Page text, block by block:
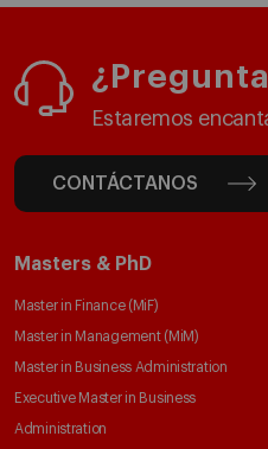
Estaremos
CONTÁCTANOS
Masters & PhD
Master in Finance (MiF)
Master in Management (MiM)
Master in Business Administration
Executive Master in Business
Administration